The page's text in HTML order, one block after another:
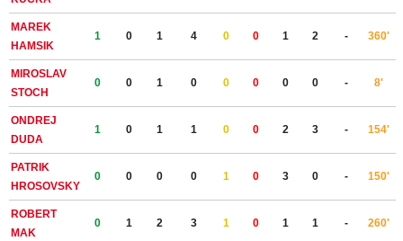
MAREK
HAMSIK
1 0 1 4 0 0 1 2 - 360'
MIROSLAV
STOCH
0 0 1 0 0 0 0 0 - 8'
ONDREJ
DUDA
1 0 1 1 0 0 2 3 - 154'
PATRIK
HROSOVSKY
0 0 0 0 1 0 3 0 - 150'
ROBERT
MAK
0 1 2 3 1 0 1 1 - 260'